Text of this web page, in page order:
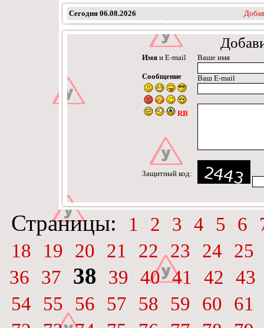
Сегодня 06.08.2026
Имяи E-mail
Сообщение
RB
Ваше имя
Ваш E-mail
Защитный код:
Страницы: 1 2 3 4 5 6
18
19 20 21 22 23 24
25
36
37 38 39 40 41 42
43
54
55 56 57 58 59 60
61